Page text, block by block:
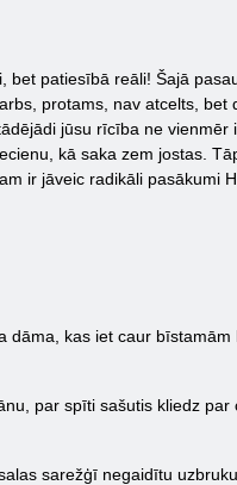
bet patiesībā reāli! Šajā
protams, nav atcelts, bet
jūsu rīcība ne vienmēr
kā saka zem jostas.
ir jāveic radikāli pasākumi
dāma, kas iet caur bīstamām
par spīti sašutis kliedz par
sarežģī negaidītu